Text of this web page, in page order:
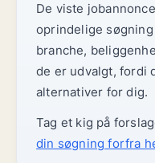
De viste
oprindelige
branche,
de er udvalgt, fordi
alternativer for dig.
Tag et kig på
din søgning forfra